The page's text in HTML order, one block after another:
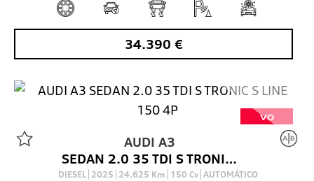
34.390 €
VO
AUDI A3
SEDAN 2.0 35 TDI S TRONIC S LINE 150 4P
DIESEL 2025 24.625 Km 150 Cv AUTOMÁTICO